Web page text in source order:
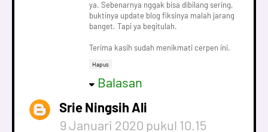
ya. Sebenarnya nggak bisa dibilang sering,
buktinya update blog fiksinya malah jarang
banget. Tapi ya begitulah.
Terima kasih sudah menikmati cerpen ini.
Hapus
Balasan
Srie Ningsih Ali
9 Januari 2020 pukul 10.15